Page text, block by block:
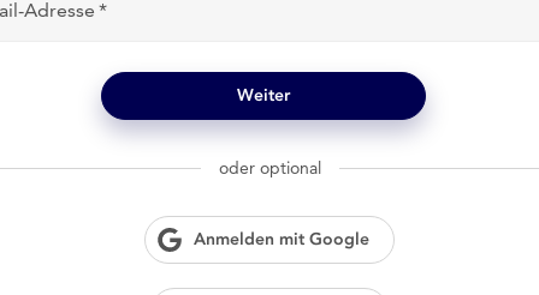
Adresse
Weiter
oder optional
Anmelden mit Google